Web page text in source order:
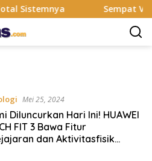
Sistemnya Sempat Viral
Mei 25, 2024
Diluncurkan Hari Ini! HUAWEI
FIT 3 Bawa Fitur
dan Aktivitasfisik